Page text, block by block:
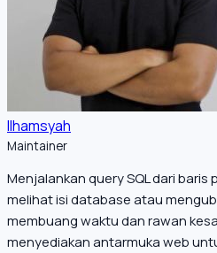
Ilhamsyah
Maintainer
Menjalankan query SQL dari baris
melihat isi database atau
membuang waktu dan rawan
menyediakan antarmuka web